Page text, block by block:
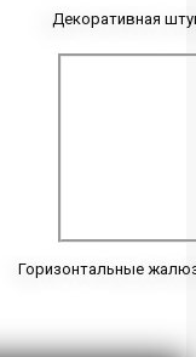
Декоративная
Горизонтальные